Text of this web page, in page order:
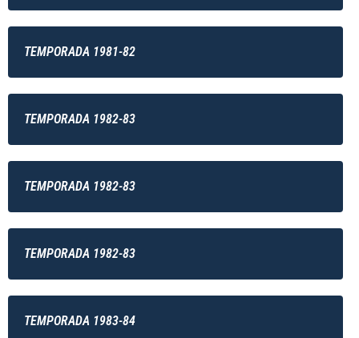
TEMPORADA 1981-82
TEMPORADA 1982-83
TEMPORADA 1982-83
TEMPORADA 1982-83
TEMPORADA 1983-84